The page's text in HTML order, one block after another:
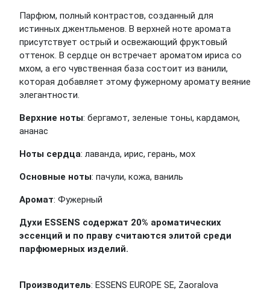
Парфюм, полный контрастов, созданный для
истинных джентльменов. В верхней ноте аромата
присутствует острый и освежающий фруктовый
оттенок. В сердце он встречает ароматом ириса со
мхом, а его чувственная база состоит из ванили,
которая добавляет этому фужерному аромату веяние
элегантности.
Верхние ноты: бергамот, зеленые тоны, кардамон,
ананас
Ноты сердца: лаванда, ирис, герань, мох
Основные ноты: пачули, кожа, ваниль
Аромат: Фужерный
Духи ESSENS содержат 20% ароматических
эссенций и по праву считаются элитой среди
парфюмерных изделий.
Производитель: ESSENS EUROPE SE, Zaoralova